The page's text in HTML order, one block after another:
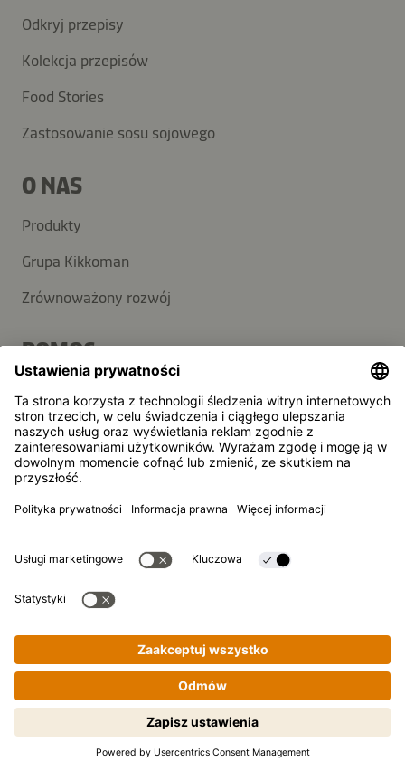
Gotowanie krok po kroku staje się
proste! Tapnij, żeby zacząć.
Odkryj przepisy
Kolekcja przepisów
Food Stories
Zastosowanie sosu sojowego
O NAS
Produkty
Grupa Kikkoman
Zrównoważony rozwój
POMOC
Kontakt
Newsletter
Kikkoman Corporation, Japan.
© Kikkoman Trading Europe GmbH 2023 – 2026
Theodorstraße 180, 40472 Düsseldorf, Niemcy
Spółka wpisana do rejestru handlowego Sądu Rejonowego w
Ustawienia prywatności
Nota prawna
Polityka prywatności